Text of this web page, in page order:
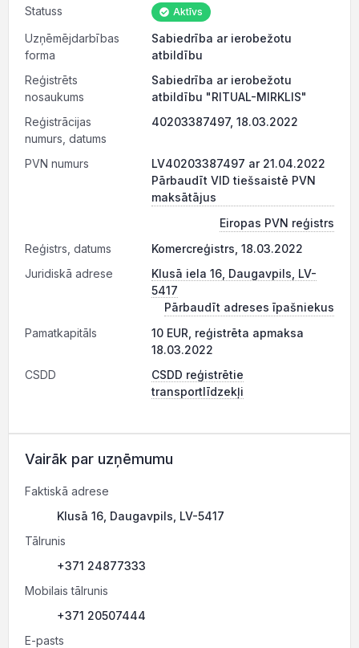
Statuss Aktīvs
Uzņēmējdarbības
forma
Sabiedrība ar ierobežotu
atbildību
Reģistrēts
nosaukums
Sabiedrība ar ierobežotu
atbildību "RITUAL-MIRKLIS"
Reģistrācijas
numurs, datums
40203387497, 18.03.2022
PVN numurs
LV40203387497 ar 21.04.2022
Pārbaudīt VID tiešsaistē PVN
maksātājus
Eiropas PVN reģistrs
Reģistrs, datums
Komercreģistrs, 18.03.2022
Juridiskā adrese
Klusā iela 16, Daugavpils, LV-
5417
Pārbaudīt adreses īpašniekus
Pamatkapitāls
10 EUR, reģistrēta apmaksa
18.03.2022
CSDD
CSDD reģistrētie
transportlīdzekļi
Vairāk par uzņēmumu
Faktiskā adrese
Klusā 16, Daugavpils, LV-5417
Tālrunis
+371 24877333
Mobilais tālrunis
+371 20507444
E-pasts